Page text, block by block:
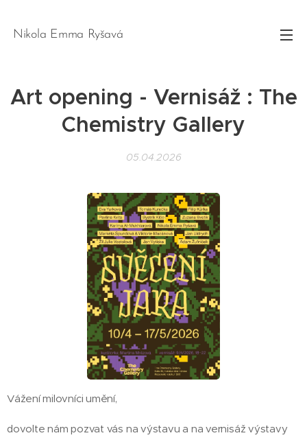
Nikola Emma Ryšavá
Art opening - Vernisáž : The
Chemistry Gallery
05.04.2026
Vážení milovníci umění,
dovolte nám pozvat vás na výstavu a na vernisáž výstavy